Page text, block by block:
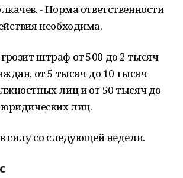
- Норма ответственности
необходима.
штраф от 500 до 2 тысяч
от 5 тысяч до 10 тысяч
лиц и от 50 тысяч до
лиц.
силу со следующей недели.